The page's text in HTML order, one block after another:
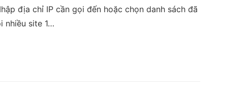
địa chỉ IP cần gọi đến hoặc chọn danh sách đã
nhiều site 1…